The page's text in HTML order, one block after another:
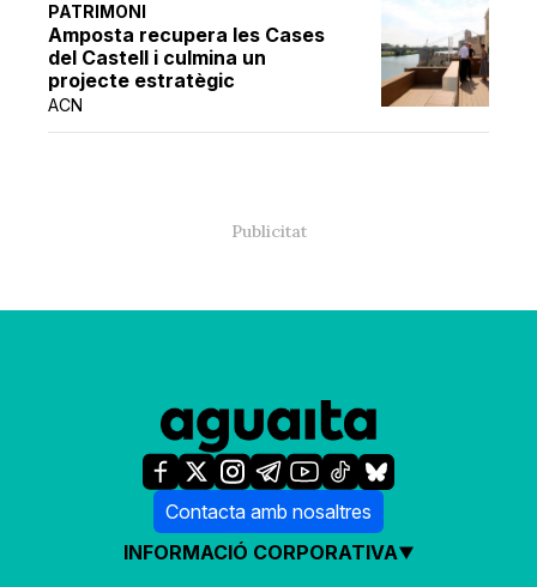
PATRIMONI
Amposta recupera les Cases
del Castell i culmina un
projecte estratègic
ACN
Contacta amb nosaltres
INFORMACIÓ CORPORATIVA